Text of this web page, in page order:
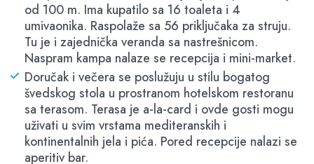
od 100 m. Ima kupatilo sa 16 toaleta i 4
umivaonika. Raspolaže sa 56 priključaka za struju.
Tu je i zajednička veranda sa nastrešnicom.
Naspram kampa nalaze se recepcija i mini-market.
Doručak i večera se poslužuju u stilu bogatog
švedskog stola u prostranom hotelskom restoranu
sa terasom. Terasa je a-la-card i ovde gosti mogu
uživati u svim vrstama mediteranskih i
kontinentalnih jela i pića. Pored recepcije nalazi se
aperitiv bar.